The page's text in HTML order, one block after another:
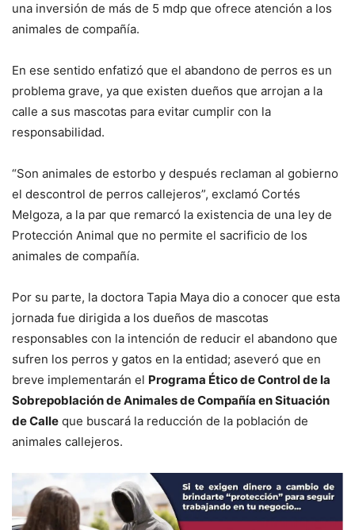
una inversión de más de 5 mdp que ofrece atención a los
animales de compañía.
En ese sentido enfatizó que el abandono de perros es un
problema grave, ya que existen dueños que arrojan a la
calle a sus mascotas para evitar cumplir con la
responsabilidad.
“Son animales de estorbo y después reclaman al gobierno
el descontrol de perros callejeros”, exclamó Cortés
Melgoza, a la par que remarcó la existencia de una ley de
Protección Animal que no permite el sacrificio de los
animales de compañía.
Por su parte, la doctora Tapia Maya dio a conocer que esta
jornada fue dirigida a los dueños de mascotas
responsables con la intención de reducir el abandono que
sufren los perros y gatos en la entidad; aseveró que en
breve implementarán el Programa Ético de Control de la
Sobrepoblación de Animales de Compañía en Situación
de Calle que buscará la reducción de la población de
animales callejeros.